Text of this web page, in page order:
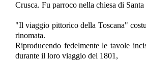
Crusca. Fu parroco nella chiesa di
"Il viaggio pittorico della Toscana"
rinomata.
Riproducendo fedelmente le tavole
durante il loro viaggio del 1801,